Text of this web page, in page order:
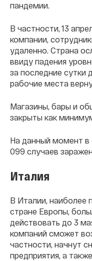
пандемии.
В частности, 13
компании,
удаленно. Страна
ввиду падения
за последние сутки
рабочие места
Магазины, бары и
закрыты как
На данный момент в
099 случаев
Италия
В Италии, наиболее
стране Европы,
действовать до 3
компаний сможет
частности, начнут
предприятия, а